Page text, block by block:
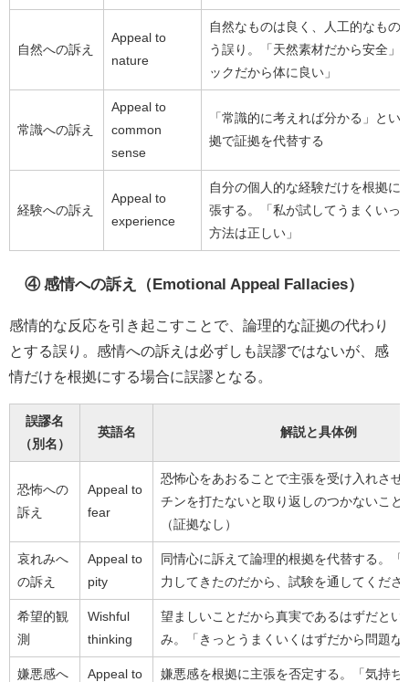
自然への訴え
Appeal to
nature
自然なものは良く、人工的なもの
う誤り。「天然素材だから安全」
ックだから体に良い」
常識への訴え
Appeal to
common
sense
「常識的に考えれば分かる」とい
拠で証拠を代替する
経験への訴え
Appeal to
experience
自分の個人的な経験だけを根拠に
張する。「私が試してうまくいっ
方法は正しい」
④ 感情への訴え（Emotional Appeal Fallacies）
感情的な反応を引き起こすことで、論理的な証拠の代わり
とする誤り。感情への訴えは必ずしも誤謬ではないが、感
情だけを根拠にする場合に誤謬となる。
誤謬名
（別名）
英語名 解説と具体例
恐怖への
訴え
Appeal to
fear
恐怖心をあおることで主張を受け入れさせ
チンを打たないと取り返しのつかないこと
（証拠なし）
哀れみへ
の訴え
Appeal to
pity
同情心に訴えて論理的根拠を代替する。「
力してきたのだから、試験を通してくださ
希望的観
測
Wishful
thinking
望ましいことだから真実であるはずだとい
み。「きっとうまくいくはずだから問題な
嫌悪感へ
Appeal to
嫌悪感を根拠に主張を否定する。「気持ち